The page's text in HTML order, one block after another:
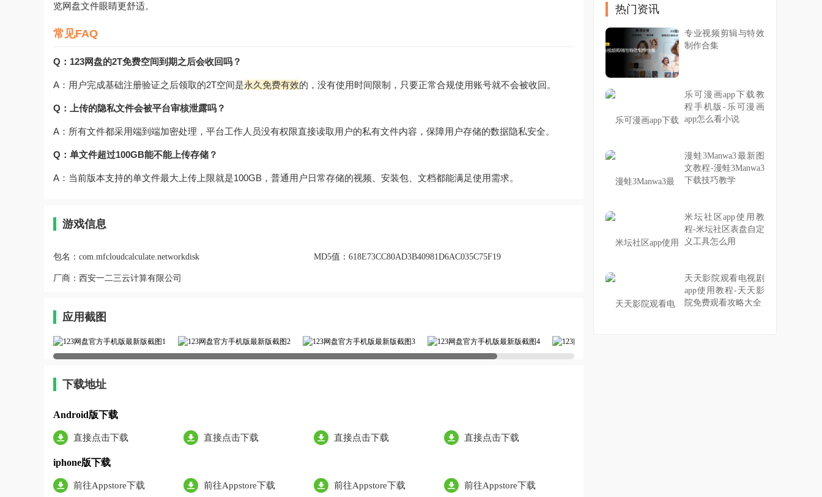
览网盘文件眼睛更舒适。
常见FAQ
Q：123网盘的2T免费空间到期之后会收回吗？
A：用户完成基础注册验证之后领取的2T空间是永久免费有效的，没有使用时间限制，只要正常合规使用账号就不会被收回。
Q：上传的隐私文件会被平台审核泄露吗？
A：所有文件都采用端到端加密处理，平台工作人员没有权限直接读取用户的私有文件内容，保障用户存储的数据隐私安全。
Q：单文件超过100GB能不能上传存储？
A：当前版本支持的单文件最大上传上限就是100GB，普通用户日常存储的视频、安装包、文档都能满足使用需求。
游戏信息
包名： com.mfcloudcalculate.networkdisk MD5值： 618E73CC80AD3B40981D6AC035C75F19
厂商： 西安一二三云计算有限公司
应用截图
下载地址
Android版下载
直接点击下载 直接点击下载 直接点击下载 直接点击下载
iphone版下载
前往Appstore下载 前往Appstore下载 前往Appstore下载 前往Appstore下载
热门资讯
专业视频剪辑与特效
制作合集
乐可漫画app下载教
程手机版-乐可漫画
app怎么看小说
漫蛙3Manwa3最新图
文教程-漫蛙3Manwa3
下载技巧教学
米坛社区app使用教
程-米坛社区表盘自定
义工具怎么用
天天影院观看电视剧
app使用教程-天天影
院免费观看攻略大全